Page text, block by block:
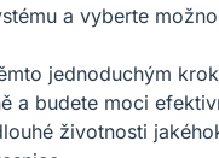
a vyberte
jednoduchým
a budete moci
životnosti